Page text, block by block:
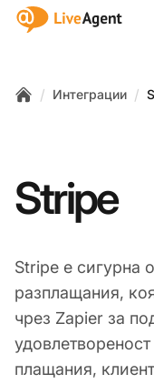
:site.title
/ Интеграции /
Stripe
Stripe е сигурна
разплащания,
чрез Zapier за
плащания,